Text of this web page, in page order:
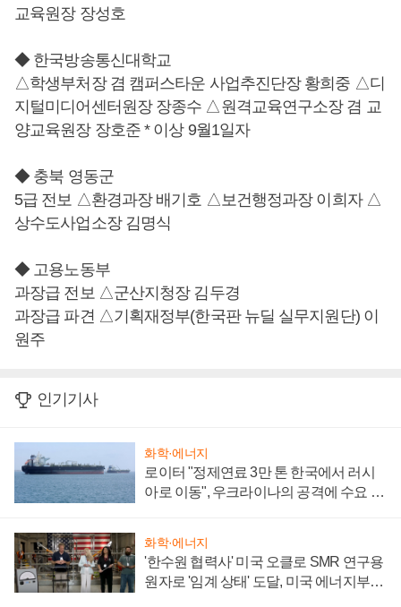
교육원장 장성호
◆ 한국방송통신대학교
△학생부처장 겸 캠퍼스타운 사업추진단장 황희중 △디
지털미디어센터원장 장종수 △원격교육연구소장 겸 교
양교육원장 장호준 * 이상 9월1일자
◆ 충북 영동군
5급 전보 △환경과장 배기호 △보건행정과장 이희자 △
상수도사업소장 김명식
◆ 고용노동부
과장급 전보 △군산지청장 김두경
과장급 파견 △기획재정부(한국판 뉴딜 실무지원단) 이
원주
인기기사
화학·에너지
로이터 "정제연료 3만 톤 한국에서 러시
아로 이동", 우크라이나의 공격에 수요 늘
화학·에너지
'한수원 협력사' 미국 오클로 SMR 연구용
원자로 '임계 상태' 도달, 미국 에너지부